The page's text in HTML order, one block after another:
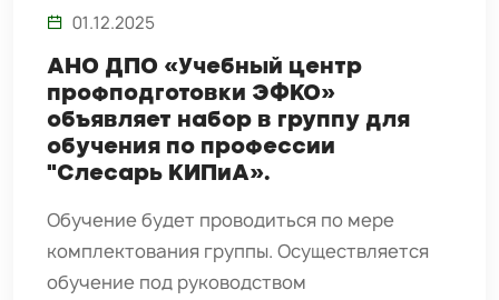
01.12.2025
АНО ДПО «Учебный центр
профподготовки ЭФКО»
объявляет набор в группу для
обучения по профессии
"Слесарь КИПиА».
Обучение будет проводиться по мере
комплектования группы. Осуществляется
обучение под руководством